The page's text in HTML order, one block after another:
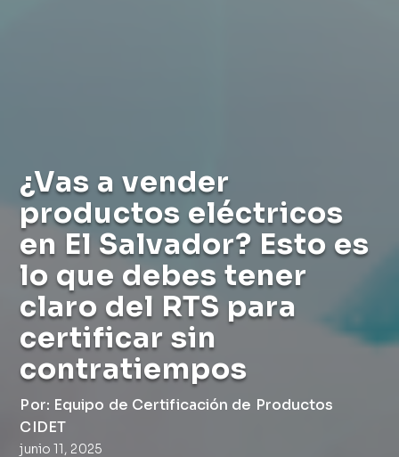
¿Vas a vender
productos eléctricos
en El Salvador? Esto es
lo que debes tener
claro del RTS para
certificar sin
contratiempos
Por: Equipo de Certificación de Productos
CIDET
junio 11, 2025